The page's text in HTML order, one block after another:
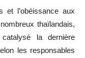
et l’obéissance aux
thaïlandais,
la dernière
les responsables